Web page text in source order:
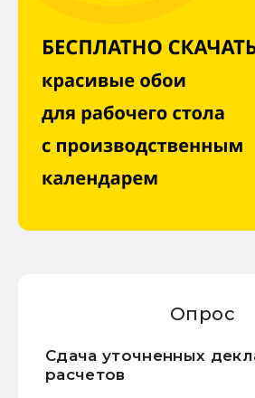
Опрос
Сдача уточненных
расчетов